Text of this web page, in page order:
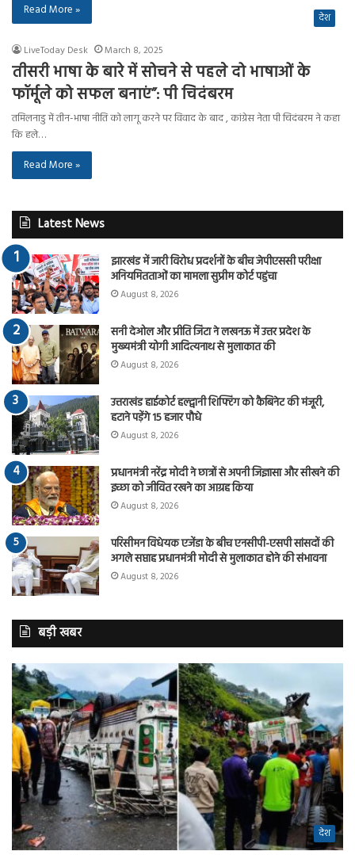
Read More »
देश
LiveToday Desk March 8, 2025
तीसरी भाषा के बारे में सोचने से पहले दो भाषाओं के
फॉर्मूले को सफल बनाएं”: पी चिदंबरम
तमिलनाडु में तीन-भाषा नीति को लागू करने पर विवाद के बाद , कांग्रेस नेता पी चिदंबरम ने कहा
कि हले…
Read More »
Latest News
झारखंड में जारी विरोध प्रदर्शनों के बीच जेपीएससी परीक्षा
अनियमितताओं का मामला सुप्रीम कोर्ट पहुंचा
August 8, 2026
सनी देओल और प्रीति जिंटा ने लखनऊ में उत्तर प्रदेश के
मुख्यमंत्री योगी आदित्यनाथ से मुलाकात की
August 8, 2026
उत्तराखंड हाईकोर्ट हल्द्वानी शिफ्टिंग को कैबिनेट की मंजूरी,
हटाने पड़ेंगे 15 हजार पौधे
August 8, 2026
प्रधानमंत्री नरेंद्र मोदी ने छात्रों से अपनी जिज्ञासा और सीखने की
इच्छा को जीवित रखने का आग्रह किया
August 8, 2026
परिसीमन विधेयक एजेंडा के बीच एनसीपी-एसपी सांसदों की
अगले सप्ताह प्रधानमंत्री मोदी से मुलाकात होने की संभावना
August 8, 2026
बड़ी खबर
देश